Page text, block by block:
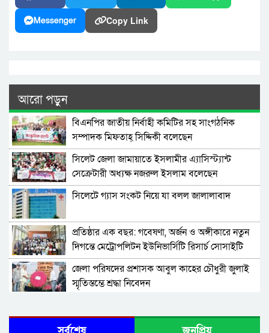
Messenger Copy Link
আরো পড়ুন
বিএনপির জাতীয় নির্বাহী কমিটির সহ সাংগঠনিক
সম্পাদক মিফতাহ্ সিদ্দিকী বলেছেন
সিলেট জেলা জামায়াতে ইসলামীর এ্যাসিস্ট্যান্ট
সেক্রেটারী অধ্যক্ষ নজরুল ইসলাম বলেছেন
সিলেটে গ্যাস সংকট নিয়ে যা বলল জালালাবাদ
প্রতিষ্ঠার এক বছর: গবেষণা, অর্জন ও অঙ্গীকারে নতুন
দিগন্তে মেট্রোপলিটন ইউনিভার্সিটি রিসার্চ সোসাইটি
জেলা পরিষদের প্রশাসক আবুল কাহের চৌধুরী জুলাই
স্মৃতিস্তম্ভে শ্রদ্ধা নিবেদন